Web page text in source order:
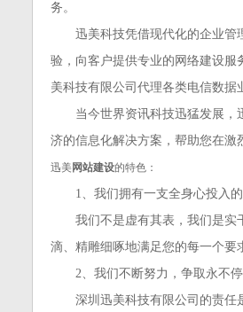
务。
迅美科技凭借现代化的企业管理
验，向客户提供专业的网络建设服
美科技有限公司代理各类电信数据
当今世界资讯科技迅猛发展，迅
济的信息化解决方案，帮助您在激
迅美网站建设的特色：
1、我们拥有一支全身心投入的
我们不是虚有其表，我们是实干
滴、精雕细啄地满足您的每一个要
2、我们不断努力，争取永不停
深圳迅美科技有限公司的责任是